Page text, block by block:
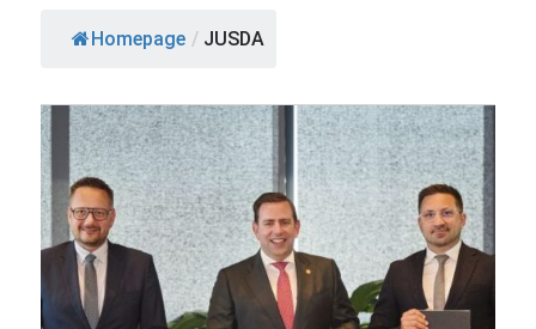
Homepage / JUSDA